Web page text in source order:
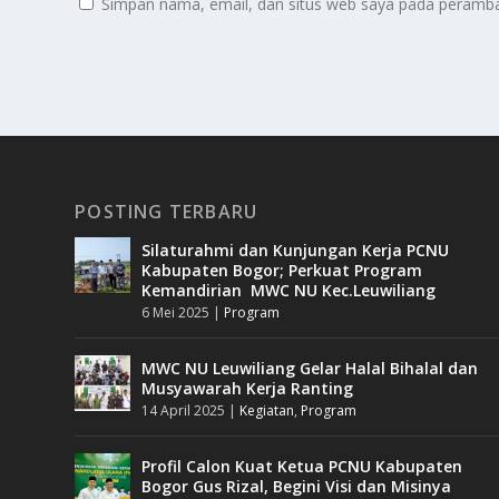
POSTING TERBARU
Silaturahmi dan Kunjungan Kerja PCNU
Kabupaten Bogor; Perkuat Program
Kemandirian MWC NU Kec.Leuwiliang
6 Mei 2025 | Program
MWC NU Leuwiliang Gelar Halal Bihalal dan
Musyawarah Kerja Ranting
14 April 2025 | Kegiatan, Program
Profil Calon Kuat Ketua PCNU Kabupaten
Bogor Gus Rizal, Begini Visi dan Misinya